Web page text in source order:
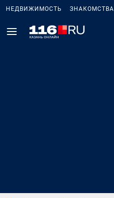
НЕДВИЖИМОСТЬ ЗНАКОМСТВА